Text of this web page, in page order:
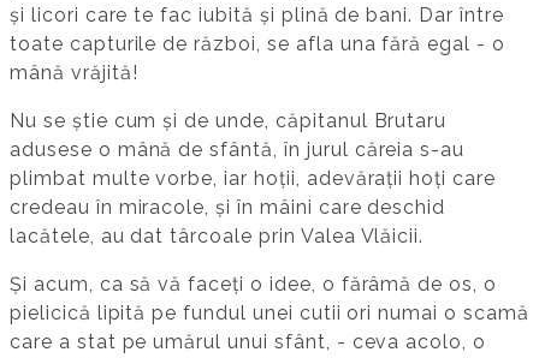
și licori care te fac iubită și plină de bani. Dar între
toate capturile de război, se afla una fără egal - o
mână vrăjită!
Nu se știe cum și de unde, căpitanul Brutaru
adusese o mână de sfântă, în jurul căreia s-au
plimbat multe vorbe, iar hoții, adevărații hoți care
credeau în miracole, și în mâini care deschid
lacătele, au dat târcoale prin Valea Vlăicii.
Și acum, ca să vă faceți o idee, o fărâmă de os, o
pielicică lipită pe fundul unei cutii ori numai o scamă
care a stat pe umărul unui sfânt, - ceva acolo, o